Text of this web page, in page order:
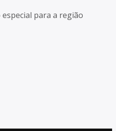
para a região